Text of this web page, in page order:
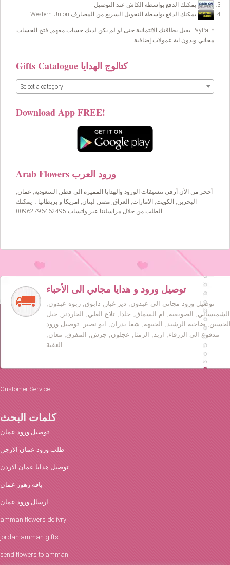
يمكنك الدفع بواسطة الكاش عند التوصيل
يمكنك الدفع بواسطة التحويل السريع من المصارف Western Union
* PayPal يقبل بطاقتك الائتمانية حتى لو لم يكن لديك حساب معهم, فتح الحساب
مجاني وبدون اية عمولات إضافية!
Gifts Catalogue كتالوج الهدايا
Select a category
Download App FREE!
Arab Flowers ورود العرب
أحجز من الآن أرقى تنسيقات الورود والهدايا المميزة الى قطر, السعودية, عمان,
البحرين, الكويت, الامارات, العراق, مصر, لبنان, امريكا و بريطانيا… يمكنك
الطلب من خلال مراسلتنا عبر واتساب 00962796462495
توصيل ورود و هدايا مجاني الى الأحباء
توصيل ورود مجاني الى عبدون, دير غبار, دابوق, ربوه عبدون,
الشميساني, الصويفية, ام السماق, خلدا, تلاع العلي, الجاردنز, جبل
ضاحية الرشيد, الجبيهه, شفا بدران, ابو نصير. توصيل ورود
مدفوع الى الزرقاء, اربد, الرمثا, عجلون, جرش, المفرق, معان,
Customer Service
كلمات البحث
توصيل ورود عمان
طلب ورود عمان الارجن
توصيل هدايا عمان الاردن
باقه زهور عمان
ارسال ورود عمان
amman flowers delivry
jordan amman gifts
send flowers to amman